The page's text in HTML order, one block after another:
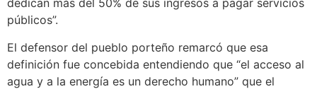
dedican más del 50% de sus ingresos a pagar servicios
públicos”.
El defensor del pueblo porteño remarcó que esa
definición fue concebida entendiendo que “el acceso al
agua y a la energía es un derecho humano” que el